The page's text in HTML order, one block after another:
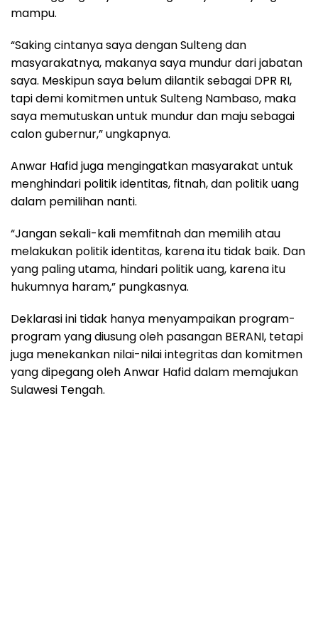
mampu.
“Saking cintanya saya dengan Sulteng dan
masyarakatnya, makanya saya mundur dari jabatan
saya. Meskipun saya belum dilantik sebagai DPR RI,
tapi demi komitmen untuk Sulteng Nambaso, maka
saya memutuskan untuk mundur dan maju sebagai
calon gubernur,” ungkapnya.
Anwar Hafid juga mengingatkan masyarakat untuk
menghindari politik identitas, fitnah, dan politik uang
dalam pemilihan nanti.
“Jangan sekali-kali memfitnah dan memilih atau
melakukan politik identitas, karena itu tidak baik. Dan
yang paling utama, hindari politik uang, karena itu
hukumnya haram,” pungkasnya.
Deklarasi ini tidak hanya menyampaikan program-
program yang diusung oleh pasangan BERANI, tetapi
juga menekankan nilai-nilai integritas dan komitmen
yang dipegang oleh Anwar Hafid dalam memajukan
Sulawesi Tengah.